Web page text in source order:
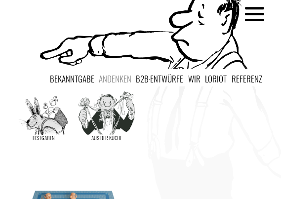
BEKANNTGABE ANDENKEN B2B·ENTWÜRFE WIR LORIOT REFERENZ
FESTGABEN AUS DER KÜCHE